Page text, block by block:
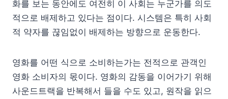
화를 보는 동안에도 여전히 이 사회는 누군가를 의도
적으로 배제하고 있다는 점이다. 시스템은 특히 사회
적 약자를 끊임없이 배제하는 방향으로 운동한다.
영화를 어떤 식으로 소비하는가는 전적으로 관객인
영화 소비자의 몫이다. 영화의 감동을 이어가기 위해
사운드트랙을 반복해서 들을 수도 있고, 원작을 읽으